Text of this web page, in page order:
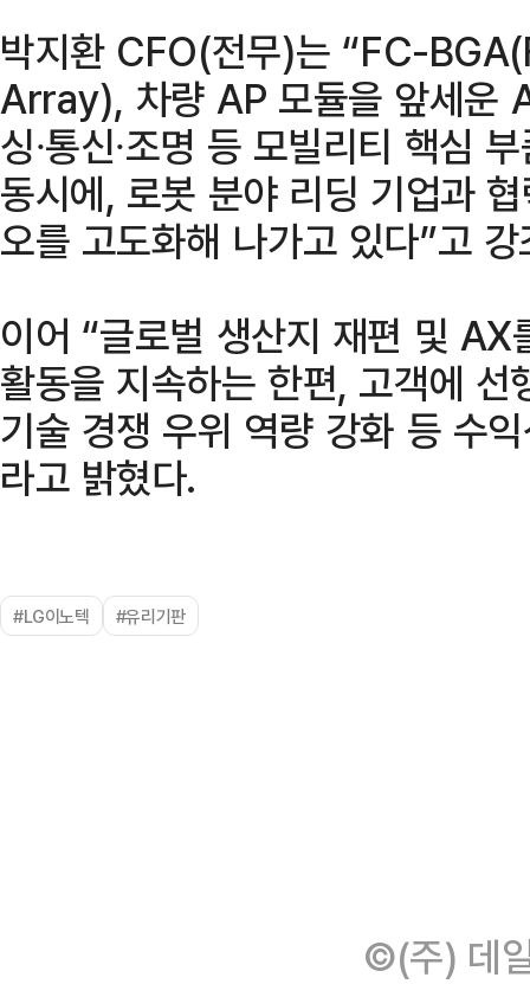
박지환 CFO(전무)는 “FC-
Array), 차량 AP 모듈을 앞세운
싱∙통신∙조명 등 모빌리티 핵심
동시에, 로봇 분야 리딩 기업과
오를 고도화해 나가고 있다”고
이어 “글로벌 생산지 재편 및
활동을 지속하는 한편, 고객에
기술 경쟁 우위 역량 강화 등 수
라고 밝혔다.
#LG이노텍 #유리기판
©(주) 데